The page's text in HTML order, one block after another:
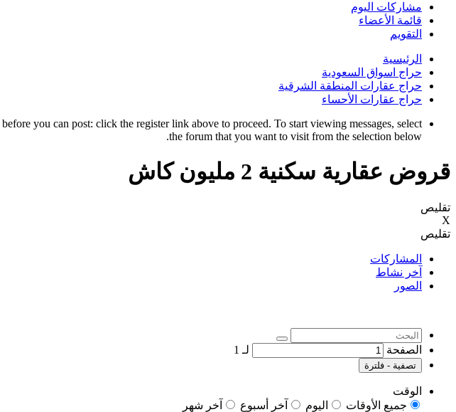
مشاركات اليوم
قائمة الأعضاء
التقويم
الرئيسية
حراج اسواق السعودية
حراج عقارات المنطقة الشرقية
حراج عقارات الأحساء
before you can post: click the register link above to proceed. To start viewing messages, select
the forum that you want to visit from the selection below.
قروض عقارية سكنية 2 مليون كاش
تقليص
X
تقليص
المشاركات
آخر نشاط
الصور
الصفحة لـ 1
تصفية - فلترة
الوقت
جميع الأوقات
اليوم آخر أسبوع
آخر شهر